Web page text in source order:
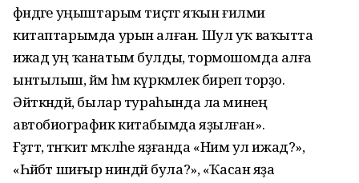
фәндәге уңыштарым тиҫтәгә яҡын ғилми
китаптарымда урын алған. Шул уҡ ваҡытта
ижад уң ҡанатым булды, тормошомда алға
ынтылыш, йәм һәм күркәмлек биреп торҙо.
Әйткәндәй, былар тураһында ла минең
автобиографик китабымда яҙылған».
Ғәҙәттә, тәнҡит мәҡәләһе яҙғанда «Нимә ул ижад?»,
«Һәйбәт шиғыр ниндәй була?», «Ҡасан яҙа